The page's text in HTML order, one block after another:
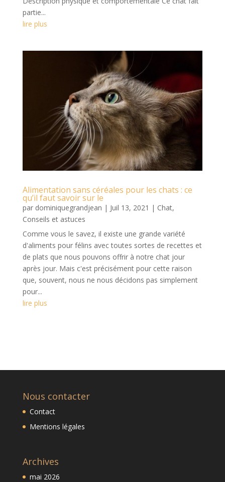
partie...
lire plus
Alimentation sans céréales pour les chats : ce
qu’il faut savoir sur le
par dominiquegrandjean | Juil 13, 2021 | Chat,
Conseils et astuces
Comme vous le savez, il existe une grande variété
d'aliments pour félins avec toutes sortes de recettes et
de plats que nous pouvons offrir à notre chat jour
après jour. Mais c'est précisément pour cette raison
que, souvent, nous ne nous décidons pas simplement
pour...
lire plus
Nous contacter
Contact
Mentions légales
Archives
mai 2026